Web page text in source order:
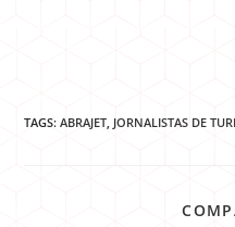
TAGS:ABRAJET, JORNALISTAS DE